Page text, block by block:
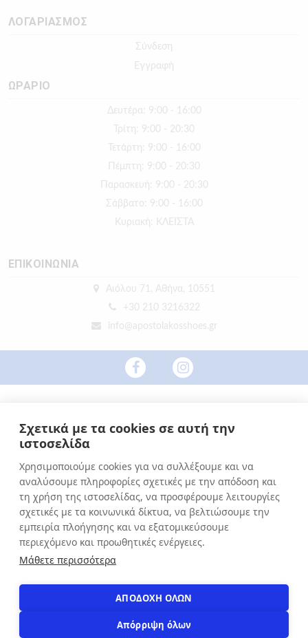
ΛΟΓΑΡΙΑΣΜΟΣ
Σύνδεση
Εγγραφή
ΩΡΑΡΙΟ
Δευτέρα: 9:00 - 16:00
Τρίτη: 9:00 - 20:30
Τετάρτη: 9:00 - 16:00
Πέμπτη: 9:00 - 20:30
Παρασκευή: 9:00 - 20:30
Σάββατο: 9:00 - 16:00
Κυριακή: ΚΛΕΙΣΤΑ
ΕΠΙΚΟΙΝΩΝΙΑ
Αιόλου 71, Αθήνα, 10551
+30 210 3216322
info@apostolakosshoes.gr
Κατασκευή custom e-shop από
Σχετικά με τα cookies σε αυτή την
ιστοσελίδα
Χρησιμοποιούμε cookies για να συλλέξουμε και να
αναλύσουμε πληροφορίες σχετικές με την απόδοση και
τη χρήση της ιστοσελίδας, να προσφέρουμε λειτουργίες
σχετικές με τα κοινωνικά δίκτυα, να βελτιώσουμε την
εμπειρία πλοήγησης και να εξατομικεύσουμε
περιεχόμενο και προωθητικές ενέργειες.
Μάθετε περισσότερα
ΑΠΟΔΟΧΗ ΟΛΩΝ
Απόρριψη όλων